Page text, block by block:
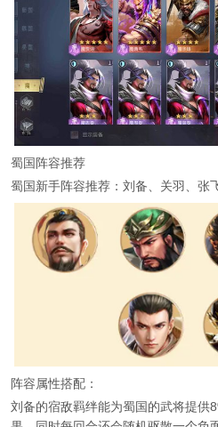
蜀国阵容推荐
蜀国新手阵容推荐：刘备、关羽、张
阵容属性搭配：
刘备的宿敌羁绊能为蜀国的武将提供